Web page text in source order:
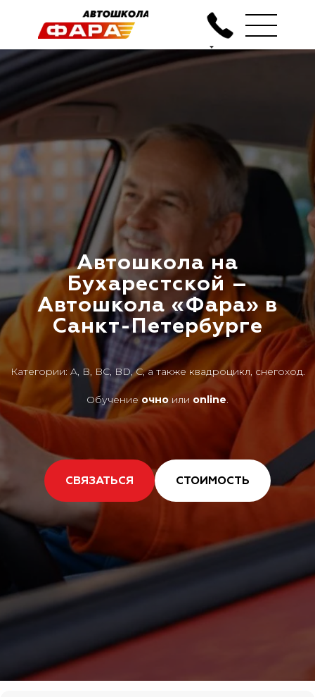
Автошкола на
Бухарестской –
Автошкола «Фара» в
Санкт-Петербурге
Категории: A, B, BC, BD, C, а также квадроцикл, снегоход.
Обучение очноили online.
СВЯЗАТЬСЯ СТОИМОСТЬ
3D